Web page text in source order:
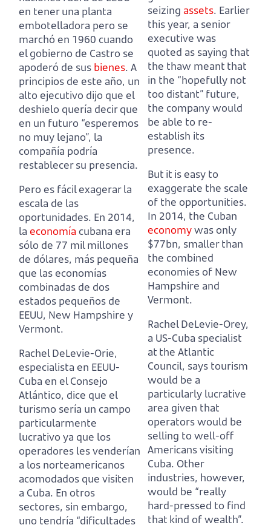
en tener una planta
embotelladora pero se
marchó en 1960 cuando
el gobierno de Castro se
apoderó de sus bienes. A
principios de este año, un
alto ejecutivo dijo que el
deshielo quería decir que
en un futuro “esperemos
no muy lejano”, la
compañía podría
restablecer su presencia.
Pero es fácil exagerar la
escala de las
oportunidades. En 2014,
la economía cubana era
sólo de 77 mil millones
de dólares, más pequeña
que las economías
combinadas de dos
estados pequeños de
EEUU, New Hampshire y
Vermont.
Rachel DeLevie-Orie,
especialista en EEUU-
Cuba en el Consejo
Atlántico, dice que el
turismo sería un campo
particularmente
lucrativo ya que los
operadores les venderían
a los norteamericanos
acomodados que visiten
a Cuba. En otros
sectores, sin embargo,
uno tendría “dificultades
seizing assets. Earlier
this year, a senior
executive was
quoted as saying that
the thaw meant that
in the “hopefully not
too distant” future,
the company would
be able to re-
establish its
presence.
But it is easy to
exaggerate the scale
of the opportunities.
In 2014, the Cuban
economywas only
$77bn, smaller than
the combined
economies of New
Hampshire and
Vermont.
Rachel DeLevie-Orey,
a US-Cuba specialist
at the Atlantic
Council, says tourism
would be a
particularly lucrative
area given that
operators would be
selling to well-off
Americans visiting
Cuba. Other
industries, however,
would be “really
hard-pressed to find
that kind of wealth”.